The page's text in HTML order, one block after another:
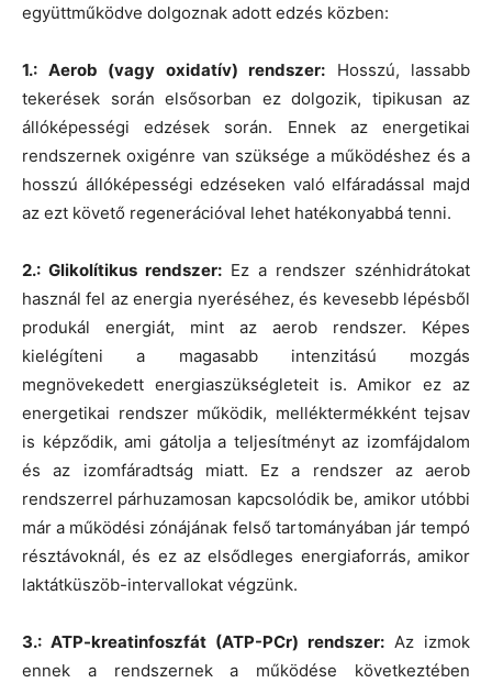
együttműködve dolgoznak adott edzés közben:
1.: Aerob (vagy oxidatív) rendszer: Hosszú, lassabb
tekerések során elsősorban ez dolgozik, tipikusan az
állóképességi edzések során. Ennek az energetikai
rendszernek oxigénre van szüksége a működéshez és a
hosszú állóképességi edzéseken való elfáradással majd
az ezt követő regenerációval lehet hatékonyabbá tenni.
2.: Glikolítikus rendszer: Ez a rendszer szénhidrátokat
használ fel az energia nyeréséhez, és kevesebb lépésből
produkál energiát, mint az aerob rendszer. Képes
kielégíteni a magasabb intenzitású mozgás
megnövekedett energiaszükségleteit is. Amikor ez az
energetikai rendszer működik, melléktermékként tejsav
is képződik, ami gátolja a teljesítményt az izomfájdalom
és az izomfáradtság miatt. Ez a rendszer az aerob
rendszerrel párhuzamosan kapcsolódik be, amikor utóbbi
már a működési zónájának felső tartományában jár tempó
résztávoknál, és ez az elsődleges energiaforrás, amikor
laktátküszöb-intervallokat végzünk.
3.: ATP-kreatinfoszfát (ATP-PCr) rendszer: Az izmok
ennek a rendszernek a működése következtében